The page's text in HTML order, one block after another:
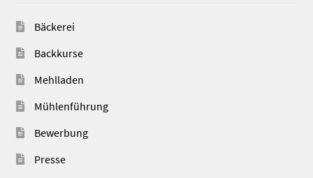
Bäckerei
Backkurse
Mehlladen
Mühlenführung
Bewerbung
Presse